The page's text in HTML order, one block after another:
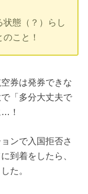
状態（？）らし
こと！
券は発券できな
「多分大丈夫で
…！
ンで入国拒否さ
到着をしたら、
た。